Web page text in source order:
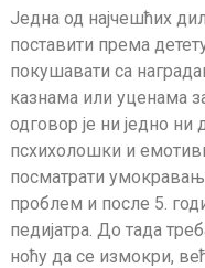
Једна од најчешћих
поставити према
покушавати са
казнама или уценама
одговор је ни једно ни
псхихолошки и
посматрати
проблем и после 5.
педијатра. До тада
ноћу да се измокри,